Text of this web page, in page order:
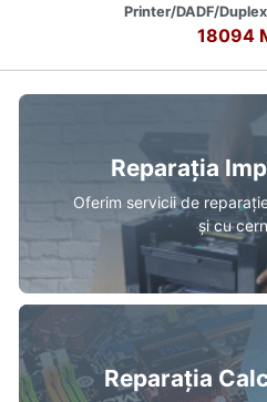
Printer/DADF/
18094
Reparația
Oferim servicii de
și cu
Reparația